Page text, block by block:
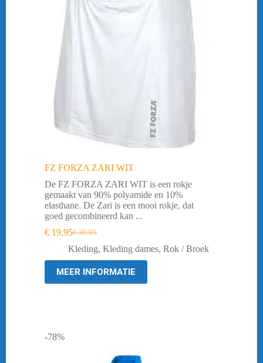
FZ FORZA ZARI WIT
De FZ FORZA ZARI WIT is een rokje
gemaakt van 90% polyamide en 10%
elasthane. De Zari is een mooi rokje, dat
goed gecombineerd kan ...
€39,95
Oorspronkelijke
prijs
was:
€ 39,95.
€ 19,95Huidige
prijs
is:
€ 19,95.
Kleding, Kleding dames, Rok / Broek
MEER INFORMATIE
-78%